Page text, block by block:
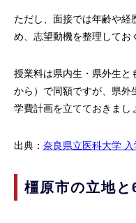
ただし、面接では年齢や経
め、志望動機を整理してお
授業料は県内生・県外生
から）で同額ですが、県外
学費計画を立てておきまし
出典： 奈良県立医科大学
橿原市の立地